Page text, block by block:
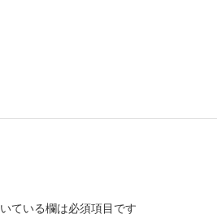
ている欄は必須項目です